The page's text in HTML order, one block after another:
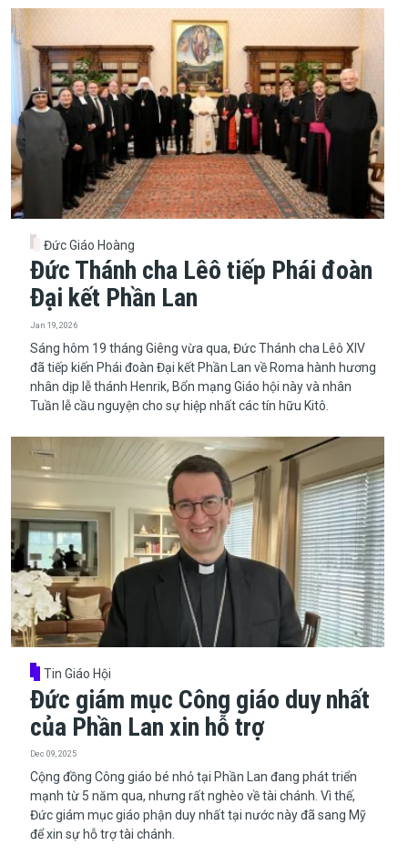
Đức Giáo Hoàng
Đức Thánh cha Lêô tiếp Phái đoàn
Đại kết Phần Lan
Jan 19, 2026
​​​​​​​Sáng hôm 19 tháng Giêng vừa qua, Đức Thánh cha Lêô XIV
đã tiếp kiến Phái đoàn Đại kết Phần Lan về Roma hành hương
nhân dịp lễ thánh Henrik, Bổn mạng Giáo hội này và nhân
Tuần lễ cầu nguyện cho sự hiệp nhất các tín hữu Kitô.
Tin Giáo Hội
Đức giám mục Công giáo duy nhất
của Phần Lan xin hỗ trợ
Dec 09, 2025
Cộng đồng Công giáo bé nhỏ tại Phần Lan đang phát triển
mạnh từ 5 năm qua, nhưng rất nghèo về tài chánh. Vì thế,
Đức giám mục giáo phận duy nhất tại nước này đã sang Mỹ
để xin sự hỗ trợ tài chánh.